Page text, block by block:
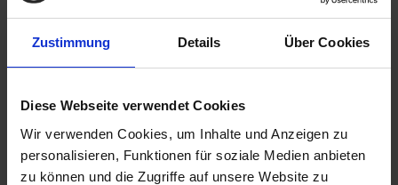
Zustimmung Details Über Cookies
Diese Webseite verwendet Cookies
Wir verwenden Cookies, um Inhalte und Anzeigen zu
personalisieren, Funktionen für soziale Medien anbieten
zu können und die Zugriffe auf unsere Website zu
6,95 €
Sofort versandfertig, Lieferzeit ca. 2-4 Werktage innerhalb
Deutschlands